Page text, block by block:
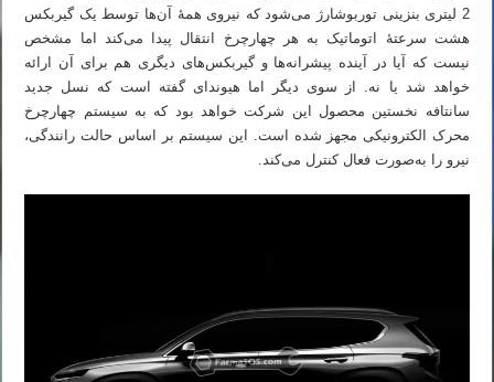
2 لیتری بنزینی توربوشارژ می‌شود که نیروی همهٔ آن‌ها توسط یک گیربکس
هشت سرعتهٔ اتوماتیک به هر چهارچرخ انتقال پیدا می‌کند اما مشخص
نیست که آیا در آینده پیشرانه‌ها و گیربکس‌های دیگری هم برای آن ارائه
خواهد شد یا نه. از سوی دیگر اما هیوندای گفته است که نسل جدید
سانتافه نخستین محصول این شرکت خواهد بود که به سیستم چهارچرخ
محرک الکترونیکی مجهز شده است. این سیستم بر اساس حالت رانندگی،
نیرو را به‌صورت فعال کنترل می‌کند.